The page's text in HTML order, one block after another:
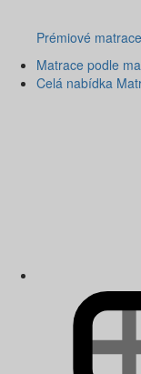
Prémiové matrace
Matrace podle
Celá nabídka